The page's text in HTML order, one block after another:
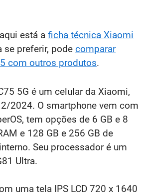
está a ficha técnica Xiaomi
se preferir, pode comparar
com outros produtos.
5G é um celular da Xiaomi,
2024. O smartphone vem com
tem opções de 6 GB e 8
e 128 GB e 256 GB de
Seu processador é um
Ultra.
uma tela IPS LCD 720 x 1640